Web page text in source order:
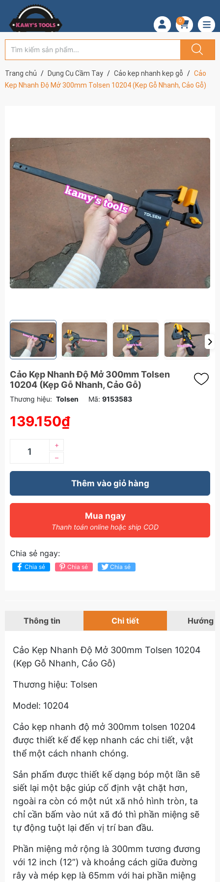
0
Trang chủ Dụng Cụ Cầm Tay Cảo kẹp nhanh kẹp gỗ
Cảo
Kẹp Nhanh Độ Mở 300mm Tolsen 10204 (Kẹp Gỗ Nhanh, Cảo Gỗ)
Cảo Kẹp Nhanh Độ Mở 300mm Tolsen
10204 (Kẹp Gỗ Nhanh, Cảo Gỗ)
Thương hiệu: Tolsen Mã: 9153583
139.150₫
–
+
Thêm vào giỏ hàng
Mua ngay
Thanh toán online hoặc ship COD
Chia sẻ ngay:
Chia sẻ Chia sẻ Chia sẻ
Thông tin Chi tiết Hướng
Cảo Kẹp Nhanh Độ Mở 300mm Tolsen 10204
(Kẹp Gỗ Nhanh, Cảo Gỗ)
Thương hiệu: Tolsen
Model: 10204
Cảo kẹp nhanh độ mở 300mm tolsen 10204
được thiết kế để kẹp nhanh các chi tiết, vật
thể một cách nhanh chóng.
Sản phẩm được thiết kế dạng bóp một lần sẽ
siết lại một bậc giúp cố định vật chặt hơn,
ngoài ra còn có một nút xã nhỏ hình tròn, ta
chỉ cần bấm vào nút xã đó thì phần miệng sẽ
tự động tuột lại đến vị trí ban đầu.
Phần miệng mở rộng là 300mm tương đương
với 12 inch (12”) và khoảng cách giữa đường
rây và mép kẹp là 65mm với hai phần miệng